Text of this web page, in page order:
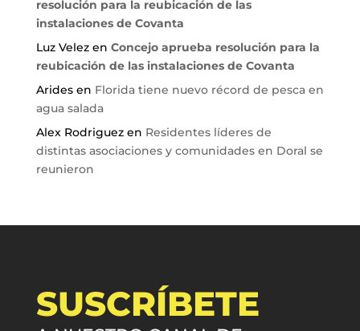
resolución para la reubicación de las
instalaciones de Covanta
Luz Velezen Concejo aprueba resolución para la
reubicación de las instalaciones de Covanta
Aridesen Florida tiene nuevo récord de pesca en
agua salada
Alex Rodriguezen Residentes líderes de
distintas asociaciones y comunidades en Doral se
reunieron
SUSCRÍBETE